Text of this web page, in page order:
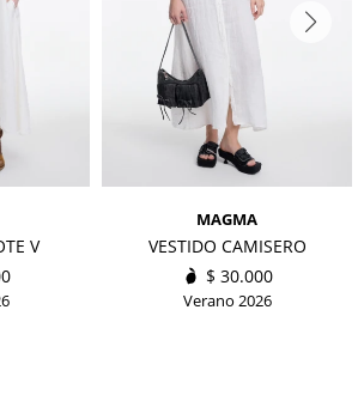
V
MAGMA
VESTIDO CAMISERO
$ 30.000
Verano 2026